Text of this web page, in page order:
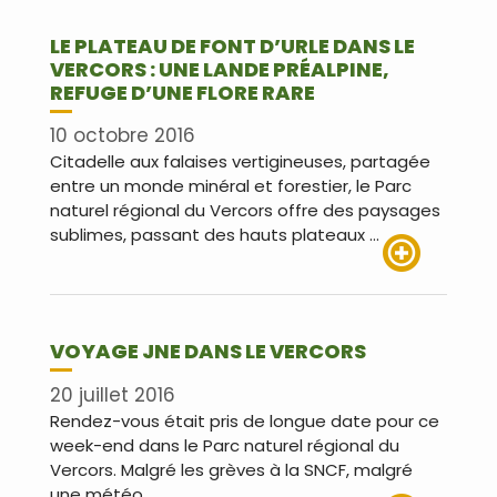
LE PLATEAU DE FONT D’URLE DANS LE
VERCORS : UNE LANDE PRÉALPINE,
REFUGE D’UNE FLORE RARE
10 octobre 2016
Citadelle aux falaises vertigineuses, partagée
entre un monde minéral et forestier, le Parc
naturel régional du Vercors offre des paysages
sublimes, passant des hauts plateaux …
VOYAGE JNE DANS LE VERCORS
20 juillet 2016
Rendez-vous était pris de longue date pour ce
week-end dans le Parc naturel régional du
Vercors. Malgré les grèves à la SNCF, malgré